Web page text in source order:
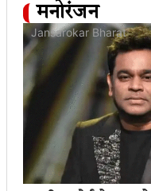
मनोरंजन
Jansarokar Bharat